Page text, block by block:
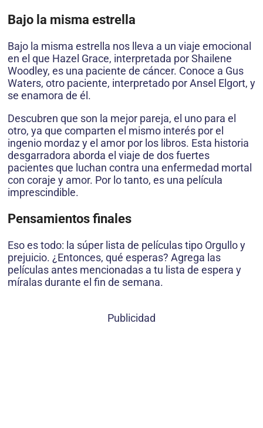
Bajo la misma estrella
Bajo la misma estrella nos lleva a un viaje emocional
en el que Hazel Grace, interpretada por Shailene
Woodley, es una paciente de cáncer. Conoce a Gus
Waters, otro paciente, interpretado por Ansel Elgort, y
se enamora de él.
Descubren que son la mejor pareja, el uno para el
otro, ya que comparten el mismo interés por el
ingenio mordaz y el amor por los libros. Esta historia
desgarradora aborda el viaje de dos fuertes
pacientes que luchan contra una enfermedad mortal
con coraje y amor. Por lo tanto, es una película
imprescindible.
Pensamientos finales
Eso es todo: la súper lista de películas tipo Orgullo y
prejuicio. ¿Entonces, qué esperas? Agrega las
películas antes mencionadas a tu lista de espera y
míralas durante el fin de semana.
Publicidad